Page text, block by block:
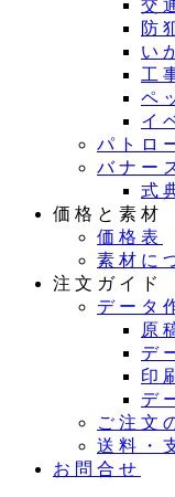
交
防
い
工
ペ
イ
パトロ
バナー
式
価格と素材
価格表
素材に
注文ガイド
データ
原
デ
印
デ
ご注文
送料・
お問合せ